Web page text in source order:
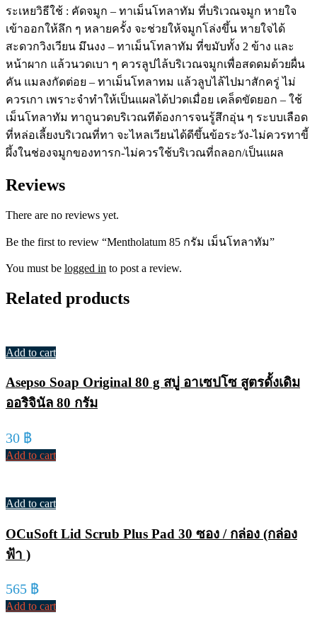
ระเหยวิธีใช้ : คัดจมูก – ทาเม็นโทลาทัม ที่บริเวณจมูก หายใจ
เข้าออกให้ลึก ๆ หลายครั้ง จะช่วยให้จมูกโล่งขึ้น หายใจได้
สะดวกวิงเวียน มึนงง – ทาเม็นโทลาทัม ที่ขมับทั้ง 2 ข้าง และ
หน้าผาก แล้วนวดเบา ๆ ควรลูปไล้บริเวณจมูกเพื่อสดดมด้วยผื่น
คัน แมลงกัดต่อย – ทาเม็นโทลาทม แล้วลูบไล้ไปมาสักครู่ ไม่
ควรเกา เพราะจำทำให้เป็นแผลได้ปวดเมื่อย เคล็ดขัดยอก – ใช้
เม็นโทลาทัม ทาถูนวดบริเวณทีต้องการจนรู้สึกอุ่น ๆ ระบบเลือด
ที่หล่อเลี้ยงบริเวณที่ทา จะไหลเวียนได้ดีขึ้นข้อระวัง-ไม่ควรทาขี้
ผึ้งในช่องจมูกของทารก-ไม่ควรใช้บริเวณที่ถลอก/เป็นแผล
Reviews
There are no reviews yet.
Be the first to review “Mentholatum 85 กรัม เม็นโทลาทัม”
You must be logged in to post a review.
Related products
Add to cart
Asepso Soap Original 80 g สบู่ อาเซปโซ สูตรดั้งเดิม
ออริจินัล 80 กรัม
30 ฿
Add to cart
Add to cart
OCuSoft Lid Scrub Plus Pad 30 ซอง / กล่อง (กล่อง
ฟ้า )
565 ฿
Add to cart